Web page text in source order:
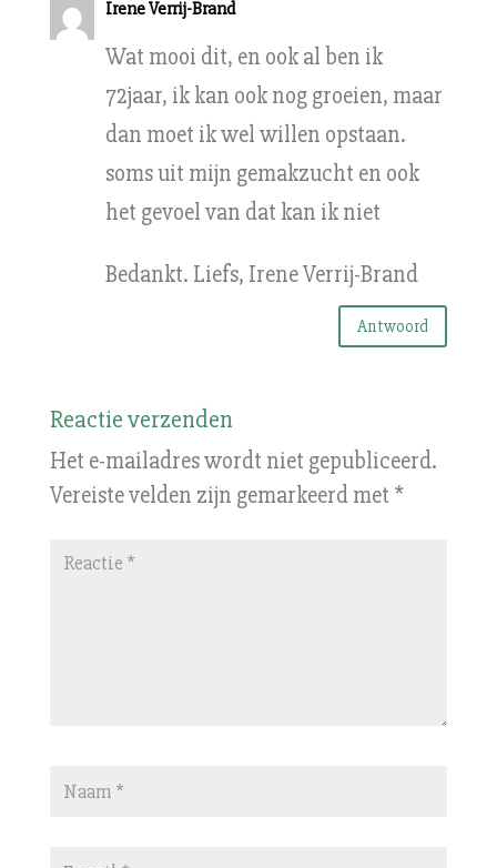
Irene Verrij-Brand
Wat mooi dit, en ook al ben ik
72jaar, ik kan ook nog groeien, maar
dan moet ik wel willen opstaan.
soms uit mijn gemakzucht en ook
het gevoel van dat kan ik niet
Bedankt. Liefs, Irene Verrij-Brand
Antwoord
Reactie verzenden
Het e-mailadres wordt niet gepubliceerd.
Vereiste velden zijn gemarkeerd met *